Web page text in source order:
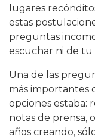
lugares
estas
preguntas
escuchar ni de tu
Una de las
más importantes
opciones estaba:
notas de prensa,
años creando,